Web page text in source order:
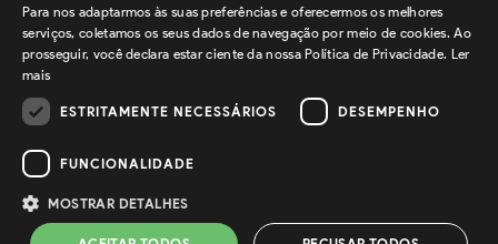
Governança Corporativa
Visão Geralestamos no LinkedIn
Política de Privacidade Termos de Uso
PORTUGUESE
Para nos adaptarmos às suas preferências e oferecermos os melhores
serviços, coletamos os seus dados de navegação por meio de cookies. Ao
prosseguir, você declara estar ciente da nossa Política de Privacidade. Ler
mais
ESTRITAMENTE NECESSÁRIOS DESEMPENHO
FUNCIONALIDADE
MOSTRAR DETALHES